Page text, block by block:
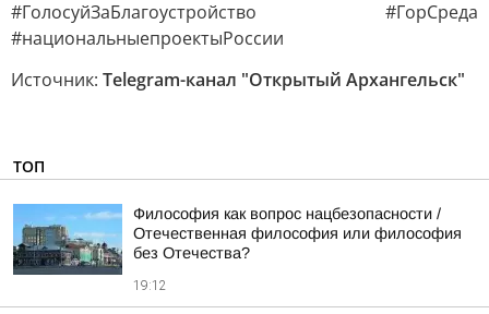
#ГолосуйЗаБлагоустройство #ГорСреда
#национальныепроектыРоссии
Источник: Telegram-канал "Открытый Архангельск"
ТОП
Философия как вопрос нацбезопасности /
Отечественная философия или философия
без Отечества?
19:12